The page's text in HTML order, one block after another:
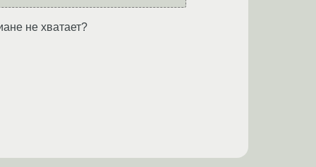
не хватает?